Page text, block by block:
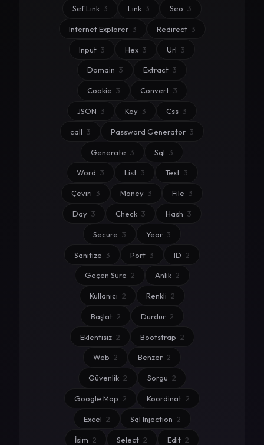
Sef Link 3 Link 3 Seo 3
Internet Explorer 3 Redirect 3
Input 3 Hex 3 Url 3
Domain 3 Extract 3
Cookie 3 Convert 3
JSON 3 Key 3 Css 3
call 3 Password Generator 3
Generate 3 Sql 3
Word 3 List 3 Text 3
Çeviri 3 Money 3 File 3
Day 3 Check 3 Hash 3
Secure 3 Year 3
Sanitize 3 Port 3 ID 2
Geçen Süre 2 Anlık 2
Kullanıcı 2 Renkli 2
Başlat 2 Durdur 2
Eklentisiz 2 Bootstrap 2
Web 2 Benzer 2
Güvenlik 2 Sorgu 2
Google Map 2 Koordinat 2
Excel 2 Sql Injection 2
İsim 2 Select 2 Edit 2